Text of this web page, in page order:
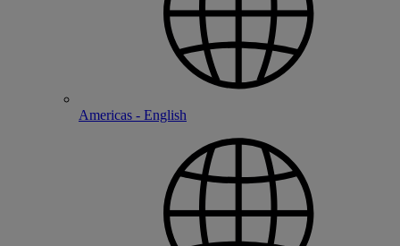
Americas - English